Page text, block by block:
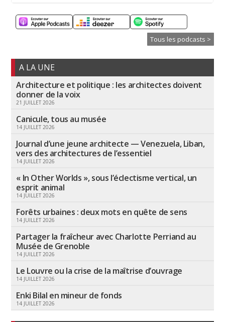
Tous les podcasts >
A LA UNE
Architecture et politique : les architectes doivent
donner de la voix
21 JUILLET 2026
Canicule, tous au musée
14 JUILLET 2026
Journal d’une jeune architecte — Venezuela, Liban,
vers des architectures de l’essentiel
14 JUILLET 2026
« In Other Worlds », sous l’éclectisme vertical, un
esprit animal
14 JUILLET 2026
Forêts urbaines : deux mots en quête de sens
14 JUILLET 2026
Partager la fraîcheur avec Charlotte Perriand au
Musée de Grenoble
14 JUILLET 2026
Le Louvre ou la crise de la maîtrise d’ouvrage
14 JUILLET 2026
Enki Bilal en mineur de fonds
14 JUILLET 2026